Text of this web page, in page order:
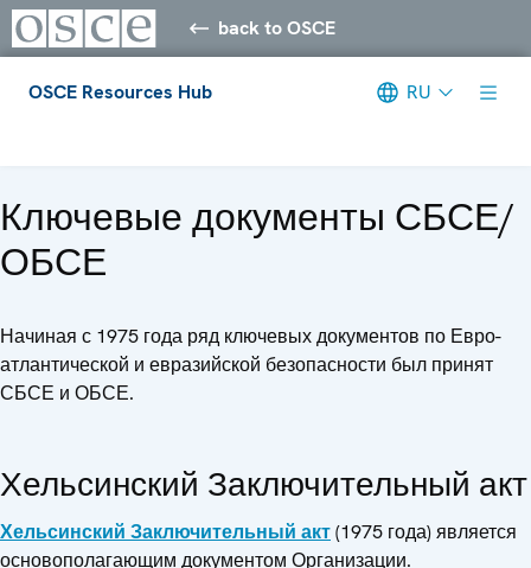
back to OSCE
OSCE Resources Hub RU
Ключевые документы СБСЕ/
ОБСЕ
Начиная с 1975 года ряд ключевых документов по Евро-
атлантической и евразийской безопасности был принят
СБСЕ и ОБСЕ.
Хельсинский Заключительный акт
Хельсинский Заключительный акт(1975 года) является
основополагающим документом Организации.